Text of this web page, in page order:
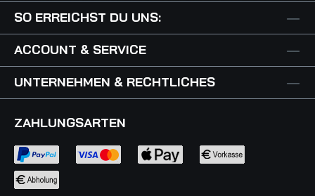
SO ERREICHST DU UNS:
ACCOUNT & SERVICE
UNTERNEHMEN & RECHTLICHES
ZAHLUNGSARTEN